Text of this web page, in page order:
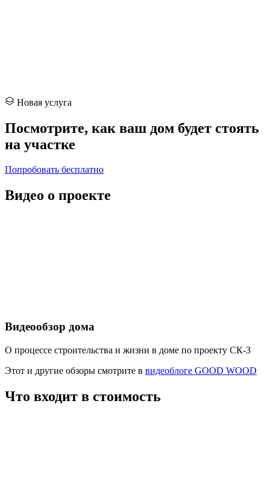
Новая услуга
Посмотрите, как ваш дом будет стоять
на участке
Попробовать бесплатно
Видео о проекте
Видеообзор дома
О процессе строительства и жизни в доме по проекту СК-3
Этот и другие обзоры смотрите в видеоблоге GOOD WOOD
Что входит в стоимость